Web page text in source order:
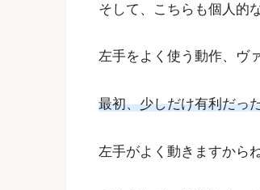
そして、こちらも個人的
左手をよく使う動作、ヴ
最初、少しだけ有利だっ
左手がよく動きますから